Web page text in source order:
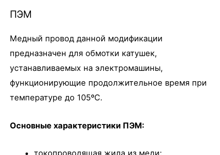
ПЭМ
Медный провод данной модификации
предназначен для обмотки катушек,
устанавливаемых на электромашины,
функционирующие продолжительное время при
температуре до 105ºС.
Основные характеристики ПЭМ:
токопроводящая жила из меди;